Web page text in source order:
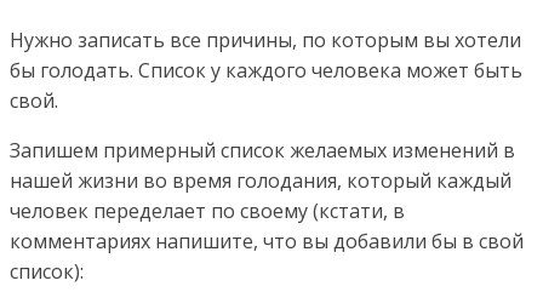
Нужно записать все причины, по которым вы хотели
бы голодать. Список у каждого человека может быть
свой.
Запишем примерный список желаемых изменений в
нашей жизни во время голодания, который каждый
человек переделает по своему (кстати, в
комментариях напишите, что вы добавили бы в свой
список):